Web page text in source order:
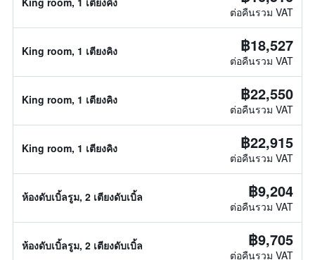
ต่อคืนรวม VAT
King room, 1 เตียงคิง ฿18,527
ต่อคืนรวม VAT
King room, 1 เตียงคิง ฿22,550
ต่อคืนรวม VAT
King room, 1 เตียงคิง ฿22,915
ต่อคืนรวม VAT
ห้องดับเบิ้ลรูม, 2 เตียงดับเบิ้ล ฿9,204
ต่อคืนรวม VAT
ห้องดับเบิ้ลรูม, 2 เตียงดับเบิ้ล ฿9,705
ต่อคืนรวม VAT